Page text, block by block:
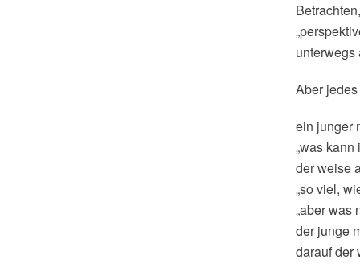
unterwegs
Aber
ein junger
„was kann
der weise
„so viel,
„aber was
der junge
darauf der